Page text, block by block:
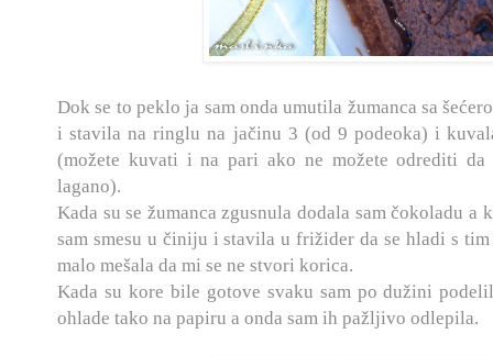
Dok se to peklo ja sam onda umutila žumanca sa
i stavila na ringlu na jačinu 3 (od 9 podeoka) i
(možete kuvati i na pari ako ne možete odrediti
lagano).
Kada su se žumanca zgusnula dodala sam čokoladu a
sam smesu u činiju i stavila u frižider da se hladi s tim
malo mešala da mi se ne stvori korica.
Kada su kore bile gotove svaku sam po dužini
ohlade tako na papiru a onda sam ih pažljivo odlepila.